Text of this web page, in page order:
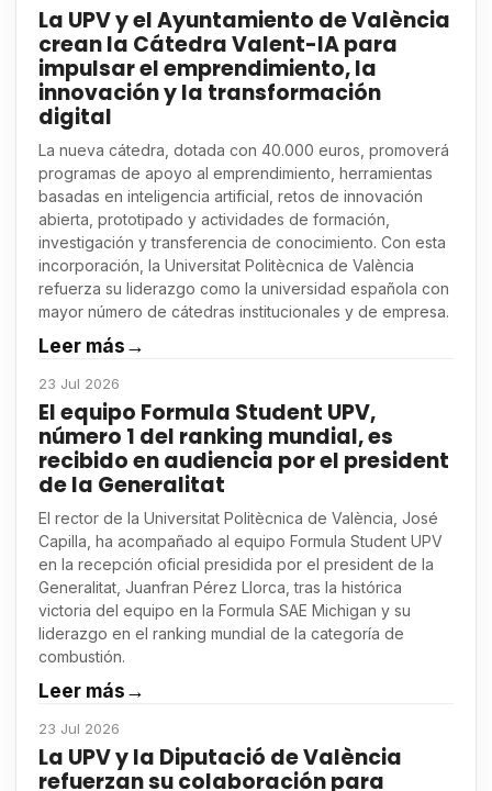
La UPV y el Ayuntamiento de València
crean la Cátedra Valent-IA para
impulsar el emprendimiento, la
innovación y la transformación
digital
La nueva cátedra, dotada con 40.000 euros, promoverá
programas de apoyo al emprendimiento, herramientas
basadas en inteligencia artificial, retos de innovación
abierta, prototipado y actividades de formación,
investigación y transferencia de conocimiento. Con esta
incorporación, la Universitat Politècnica de València
refuerza su liderazgo como la universidad española con
mayor número de cátedras institucionales y de empresa.
Leer más→
23 Jul 2026
El equipo Formula Student UPV,
número 1 del ranking mundial, es
recibido en audiencia por el president
de la Generalitat
El rector de la Universitat Politècnica de València, José
Capilla, ha acompañado al equipo Formula Student UPV
en la recepción oficial presidida por el president de la
Generalitat, Juanfran Pérez Llorca, tras la histórica
victoria del equipo en la Formula SAE Michigan y su
liderazgo en el ranking mundial de la categoría de
combustión.
Leer más→
23 Jul 2026
La UPV y la Diputació de València
refuerzan su colaboración para